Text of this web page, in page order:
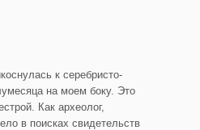
к серебристо-
на моем боку. Это
Как археолог,
в поисках свидетельств